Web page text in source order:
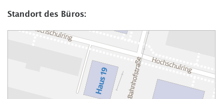
Standort des Büros: